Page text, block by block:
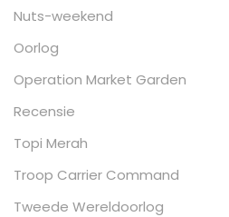
Nuts-weekend
Oorlog
Operation Market Garden
Recensie
Topi Merah
Troop Carrier Command
Tweede Wereldoorlog